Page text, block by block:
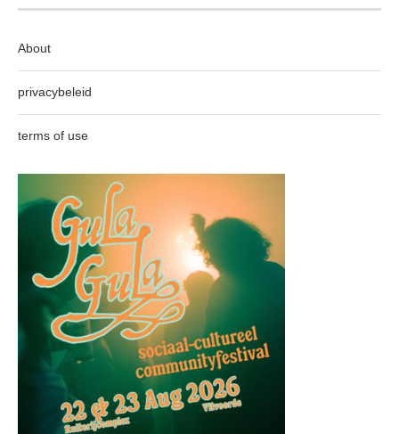
About
privacybeleid
terms of use